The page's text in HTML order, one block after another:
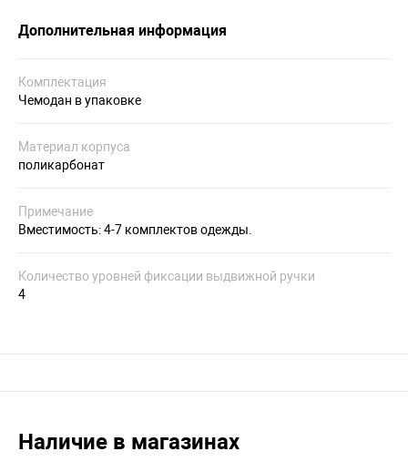
Дополнительная информация
Комплектация
Чемодан в упаковке
Материал корпуса
поликарбонат
Примечание
Вместимость: 4-7 комплектов одежды.
Количество уровней фиксации выдвижной ручки
4
Наличие в магазинах